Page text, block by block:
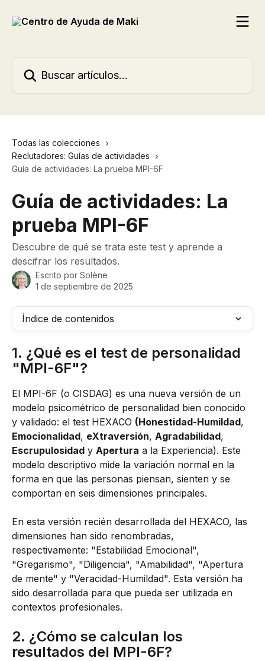
Todas las colecciones
Reclutadores: Guías de actividades
Guía de actividades: La prueba MPI-6F
Guía de actividades: La
prueba MPI-6F
Descubre de qué se trata este test y aprende a
descifrar los resultados.
Escrito por Solène
1 de septiembre de 2025
Índice de contenidos
1. ¿Qué es el test de personalidad
"MPI-6F"?
El MPI-6F (o CISDAG) es una nueva versión de un
modelo psicométrico de personalidad bien conocido
y validado: el test HEXACO (Honestidad-Humildad,
Emocionalidad, eXtraversión, Agradabilidad,
Escrupulosidad y Apertura a la Experiencia). Este
modelo descriptivo mide la variación normal en la
forma en que las personas piensan, sienten y se
comportan en seis dimensiones principales.
En esta versión recién desarrollada del HEXACO, las
dimensiones han sido renombradas,
respectivamente: "Estabilidad Emocional",
"Gregarismo", "Diligencia", "Amabilidad", "Apertura
de mente" y "Veracidad-Humildad". Esta versión ha
sido desarrollada para que pueda ser utilizada en
contextos profesionales.
2. ¿Cómo se calculan los
resultados del MPI-6F?